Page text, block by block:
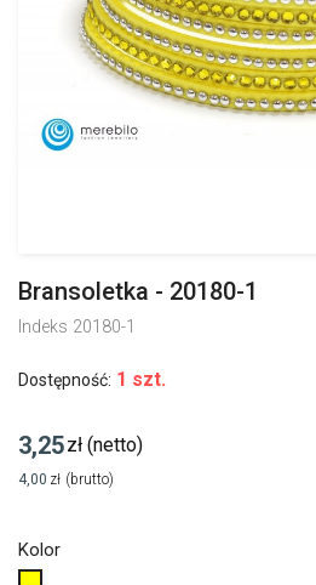
Bransoletka - 20180-1
Indeks 20180-1
Dostępność: 1 szt.
3,25zł (netto)
4,00 zł (brutto)
Kolor